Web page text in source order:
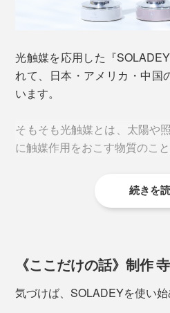
ブラシごと水で濡らした半導
光が当たると、光触媒の効果
します。
ブラシごと半導体部分を水で
ト。すると、柄の一番下の部
これは、ブラッシング時にマ
る、「HOTARU（蛍）ランプ
光触媒を応用した『
れて、日本・アメリカ・中国
います。
そもそも光触媒とは、太陽や
に触媒作用をおこす物質のこと
多くは、粉末状の酸化チタン
『SOLADEY』は、光触媒技
年代に、歯ブラシへ応用する
続きを
《ここだけの話》制作
気づけば、SOLADEYを使い始